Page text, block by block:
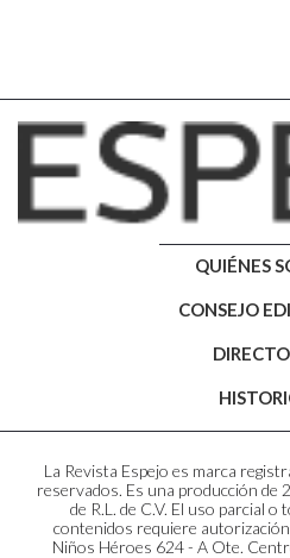
QUIÉNES
CONSEJO
La Revista Espejo es marca
reservados. Es una producción de
de R.L. de C.V. El uso parcial
contenidos requiere
Niños Héroes 624 - A Ote.